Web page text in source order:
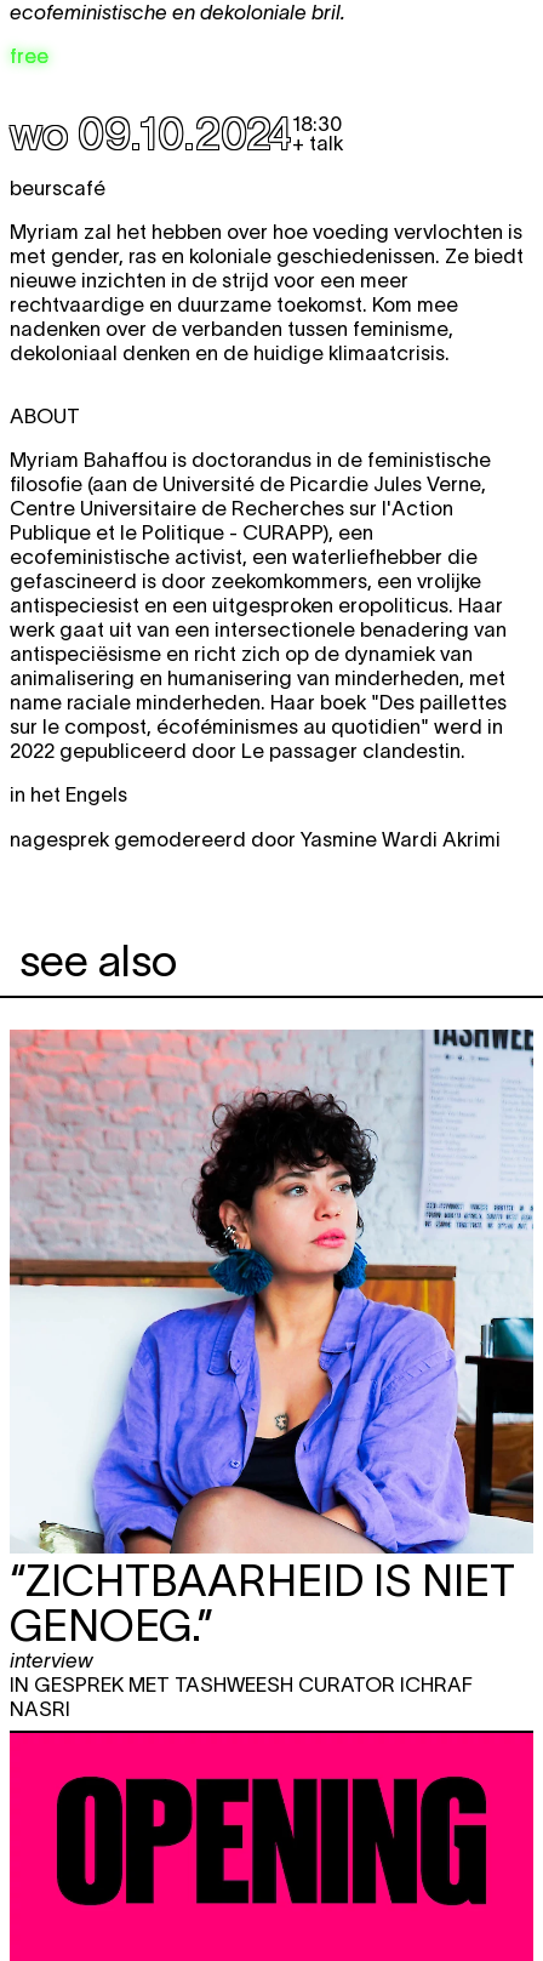
ecofeministische en dekoloniale bril.
free
wo 09.10.202418:30
+ talk
beurscafé
Myriam zal het hebben over hoe voeding vervlochten is
met gender, ras en koloniale geschiedenissen. Ze biedt
nieuwe inzichten in de strijd voor een meer
rechtvaardige en duurzame toekomst. Kom mee
nadenken over de verbanden tussen feminisme,
dekoloniaal denken en de huidige klimaatcrisis.
ABOUT
Myriam Bahaffou is doctorandus in de feministische
filosofie (aan de Université de Picardie Jules Verne,
Centre Universitaire de Recherches sur l'Action
Publique et le Politique - CURAPP), een
ecofeministische activist, een waterliefhebber die
gefascineerd is door zeekomkommers, een vrolijke
antispeciesist en een uitgesproken eropoliticus. Haar
werk gaat uit van een intersectionele benadering van
antispeciësisme en richt zich op de dynamiek van
animalisering en humanisering van minderheden, met
name raciale minderheden. Haar boek "Des paillettes
sur le compost, écoféminismes au quotidien" werd in
2022 gepubliceerd door Le passager clandestin.
in het Engels
nagesprek gemodereerd door Yasmine Wardi Akrimi
see also
“ZICHTBAARHEID IS NIET
GENOEG.”
interview
IN GESPREK MET TASHWEESH CURATOR ICHRAF
NASRI